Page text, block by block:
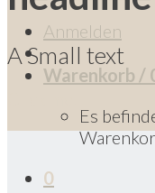
Anmelden
Warenkorb /
Es
0
A Small text